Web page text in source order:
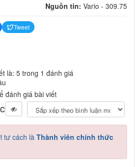
Nguồn tin: Vario - 309.75
Tweet
là: 5 trong 1 đánh giá
đánh giá bài viết
tư cách là Thành viên chính thức